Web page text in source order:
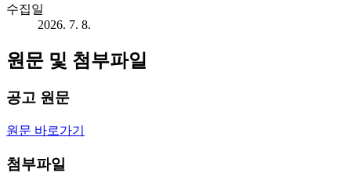
수집일
2026. 7. 8.
원문 및 첨부파일
공고 원문
원문 바로가기
첨부파일